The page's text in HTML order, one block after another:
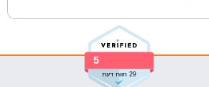
5
29 חוות דעת